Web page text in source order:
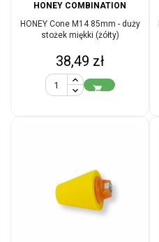
HONEY COMBINATION
HONEY Cone M14 85mm - duży
stożek miękki (żółty)
Cena
38,49 zł
